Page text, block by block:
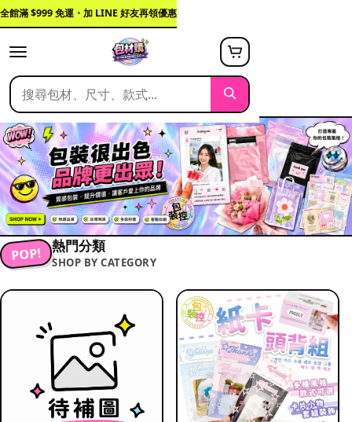
全館滿 $999 免運・加 LINE 好友再領優惠
POP! 熱門分類
SHOP BY CATEGORY